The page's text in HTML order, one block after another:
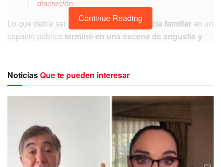
discreción.
Lo que debía ser una tarde de convivencia familiar en un
espacio público terminó en una escena de angustia y
violenta a una mujer en las inmediaciones del Parque
Intermunicipal.
quienes presenciaron el
entre llanto, gritos y desesperación.
Continue Reading
NoticiasQue te pueden interesar